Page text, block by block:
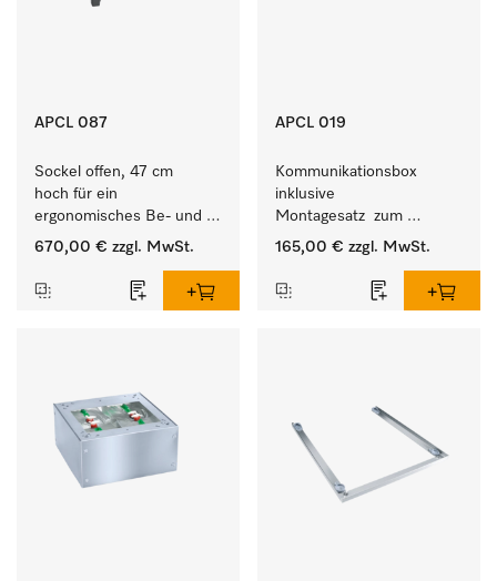
APCL 087
Sockel offen, 47 cm
hoch für ein
ergonomisches Be- und
Entladen von
Trockner.
670,00 € zzgl. MwSt.
APCL 019
Kommunikationsbox
inklusive
Montagesatz  zum
Verbindungsaufbau von
mit externen Systemen.
165,00 € zzgl. MwSt.